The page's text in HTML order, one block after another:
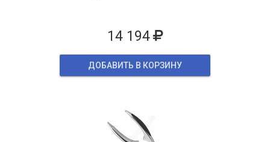
14 194
ДОБАВИТЬ В КОРЗИНУ